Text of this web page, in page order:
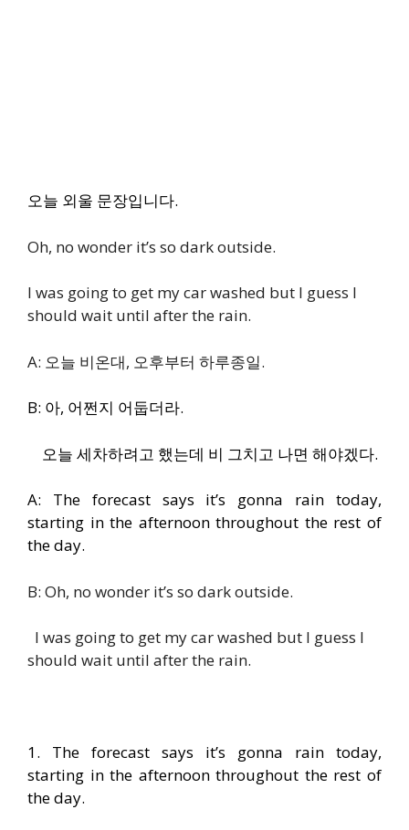
오늘 외울 문장입니다.
Oh, no wonder it’s so dark outside.
I was going to get my car washed but I guess I
should wait until after the rain.
A: 오늘 비온대, 오후부터 하루종일.
B: 아, 어쩐지 어둡더라.
오늘 세차하려고 했는데 비 그치고 나면 해야겠다.
A: The forecast says it’s gonna rain today,
starting in the afternoon throughout the rest of
the day.
B: Oh, no wonder it’s so dark outside.
I was going to get my car washed but I guess I
should wait until after the rain.
1. The forecast says it’s gonna rain today,
starting in the afternoon throughout the rest of
the day.